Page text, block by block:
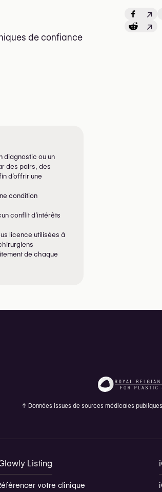
de confiance
diagnostic ou un
des pairs, des
d’offrir une
condition
conflit d’intérêts
licence utilisées à
de chaque
↗
↗
↑ Données issues de sources médicales
Listing
votre clinique